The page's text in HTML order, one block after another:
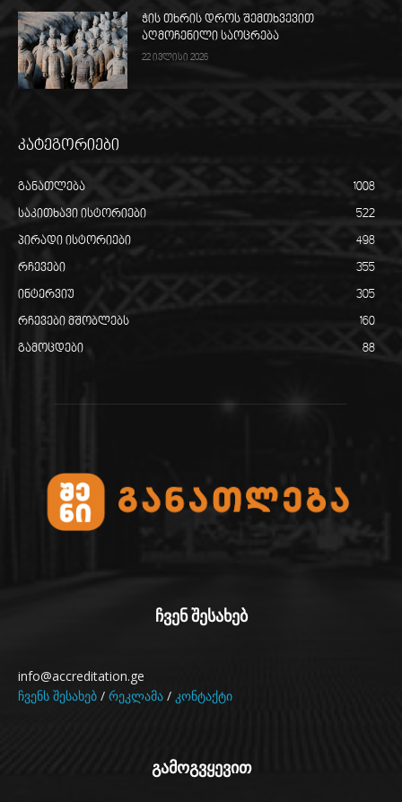
ჭის თხრის დროს შემთხვევით
აღმოჩენილი საოცრება
22 ივლისი 2026
კატეგორიები
განათლება 1008
საკითხავი ისტორიები 522
პირადი ისტორიები 498
რჩევები 355
ინტერვიუ 305
რჩევები მშობლებს 160
გამოცდები 88
ჩვენ შესახებ
info@accreditation.ge
ჩვენს შესახებ / რეკლამა / კონტაქტი
გამოგვყევით